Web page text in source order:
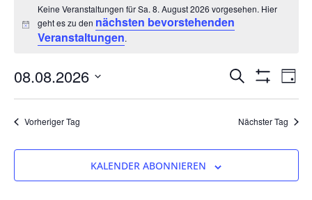
Hinweis
Keine Veranstaltungen für Sa. 8. August 2026 vorgesehen. Hier
geht es zu den nächsten bevorstehenden
Veranstaltungen.
Suche
und
SUCHE TAG
08.08.2026
wählen.
Vorheriger Tag Nächster Tag
KALENDER ABONNIEREN